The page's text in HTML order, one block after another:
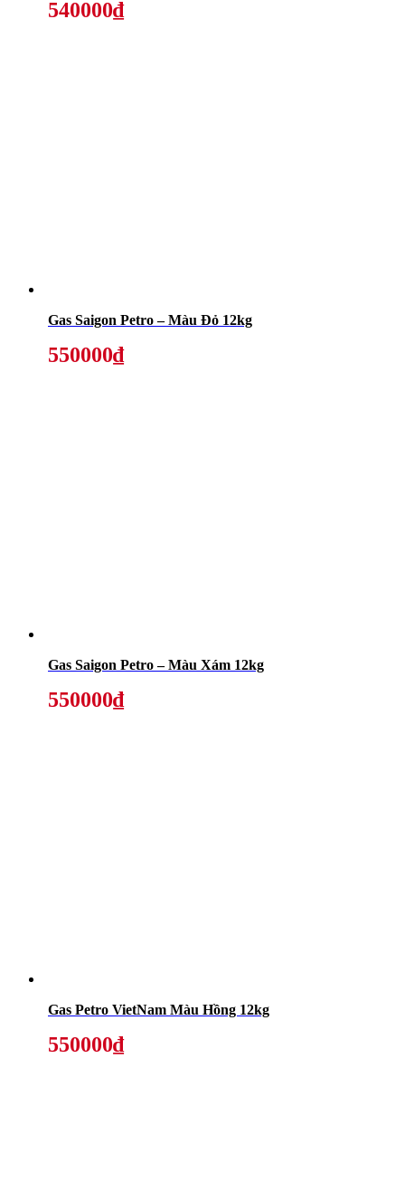
540000₫
Gas Saigon Petro – Màu Đỏ 12kg
550000₫
Gas Saigon Petro – Màu Xám 12kg
550000₫
Gas Petro VietNam Màu Hồng 12kg
550000₫